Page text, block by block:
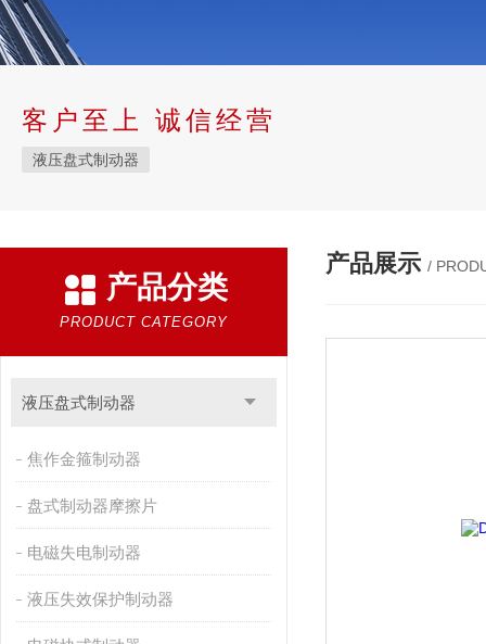
客户至上 诚信经营
液压盘式制动器
产品分类
PRODUCT CATEGORY
液压盘式制动器
焦作金箍制动器
盘式制动器摩擦片
电磁失电制动器
液压失效保护制动器
产品展示 /